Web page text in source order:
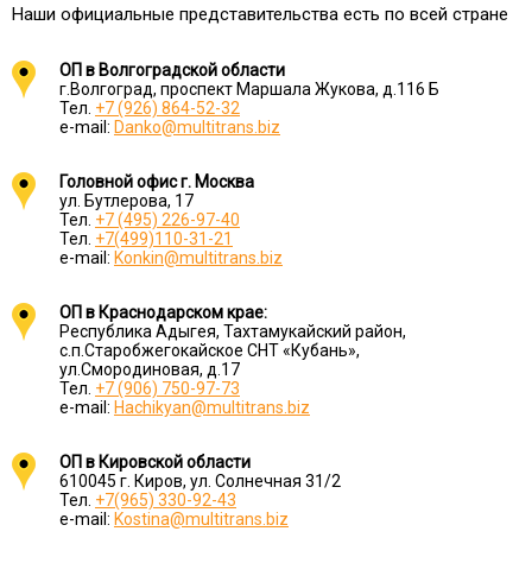
Наши официальные представительства есть по всей стране
ОП в Волгоградской области
г.Волгоград, проспект Маршала Жукова, д.116 Б
Тел. +7 (926) 864-52-32
e-mail: Danko@multitrans.biz
Головной офис г. Москва
ул. Бутлерова, 17
Тел. +7 (495) 226-97-40
Тел. +7(499)110-31-21
e-mail: Konkin@multitrans.biz
ОП в Краснодарском крае:
Республика Адыгея, Тахтамукайский район,
с.п.Старобжегокайское СНТ «Кубань»,
ул.Смородиновая, д.17
Тел. +7 (906) 750-97-73
e-mail: Hachikyan@multitrans.biz
ОП в Кировской области
610045 г. Киров, ул. Солнечная 31/2
Тел. +7(965) 330-92-43
e-mail: Kostina@multitrans.biz